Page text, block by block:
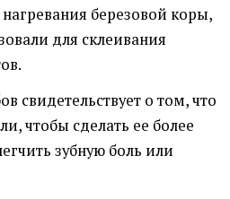
березовой коры,
для склеивания
свидетельствует о том, что
чтобы сделать ее более
зубную боль или